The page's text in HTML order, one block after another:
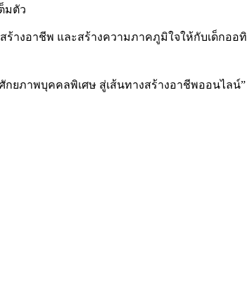
มตัว
ร้างอาชีพ และสร้างความภาคภูมิใจให้กับเด็กออทิ
ยภาพบุคคลพิเศษ สู่เส้นทางสร้างอาชีพออนไลน์”